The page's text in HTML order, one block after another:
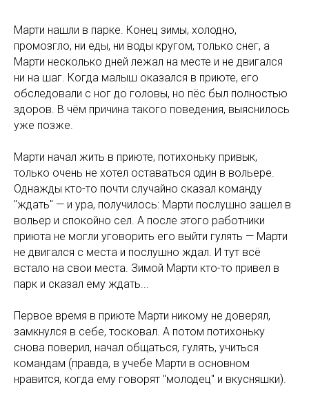
Марти нашли в парке. Конец зимы, холодно,
промозгло, ни еды, ни воды кругом, только снег, а
Марти несколько дней лежал на месте и не двигался
ни на шаг. Когда малыш оказался в приюте, его
обследовали с ног до головы, но пёс был полностью
здоров. В чём причина такого поведения, выяснилось
уже позже.
Марти начал жить в приюте, потихоньку привык,
только очень не хотел оставаться один в вольере.
Однажды кто-то почти случайно сказал команду
"ждать" — и ура, получилось: Марти послушно зашел в
вольер и спокойно сел. А после этого работники
приюта не могли уговорить его выйти гулять — Марти
не двигался с места и послушно ждал. И тут всё
встало на свои места. Зимой Марти кто-то привел в
парк и сказал ему ждать...
Первое время в приюте Марти никому не доверял,
замкнулся в себе, тосковал. А потом потихоньку
снова поверил, начал общаться, гулять, учиться
командам (правда, в учебе Марти в основном
нравится, когда ему говорят "молодец" и вкусняшки).